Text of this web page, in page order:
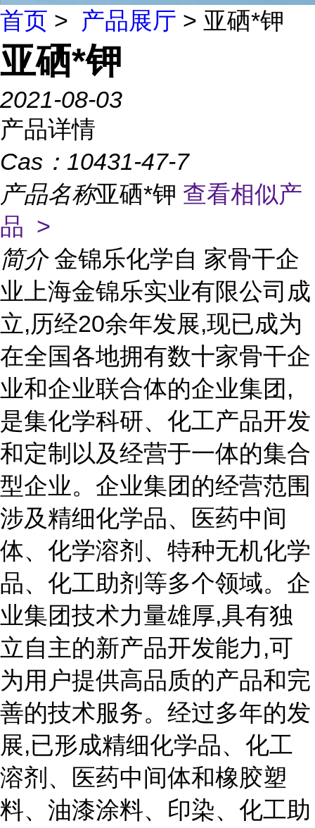
首页 > 产品展厅 > 亚硒*钾
亚硒*钾
2021-08-03
产品详情
Cas： 10431-47-7
产品名称亚硒*钾 查看相似产
品 >
简介 金锦乐化学自 家骨干企
业上海金锦乐实业有限公司成
立,历经20余年发展,现已成为
在全国各地拥有数十家骨干企
业和企业联合体的企业集团,
是集化学科研、化工产品开发
和定制以及经营于一体的集合
型企业。企业集团的经营范围
涉及精细化学品、医药中间
体、化学溶剂、特种无机化学
品、化工助剂等多个领域。企
业集团技术力量雄厚,具有独
立自主的新产品开发能力,可
为用户提供高品质的产品和完
善的技术服务。经过多年的发
展,已形成精细化学品、化工
溶剂、医药中间体和橡胶塑
料、油漆涂料、印染、化工助